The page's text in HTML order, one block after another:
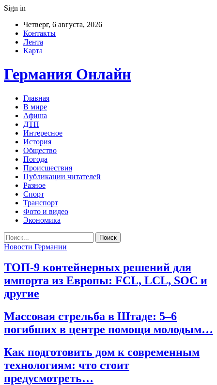
Sign in
Четверг, 6 августа, 2026
Контакты
Лента
Карта
Германия Онлайн
Главная
В мире
Афиша
ДТП
Интересное
История
Общество
Погода
Происшествия
Публикации читателей
Разное
Спорт
Транспорт
Фото и видео
Экономика
Новости Германии
ТОП-9 контейнерных решений для
импорта из Европы: FCL, LCL, SOC и
другие
Массовая стрельба в Штаде: 5–6
погибших в центре помощи молодым…
Как подготовить дом к современным
технологиям: что стоит
предусмотреть…